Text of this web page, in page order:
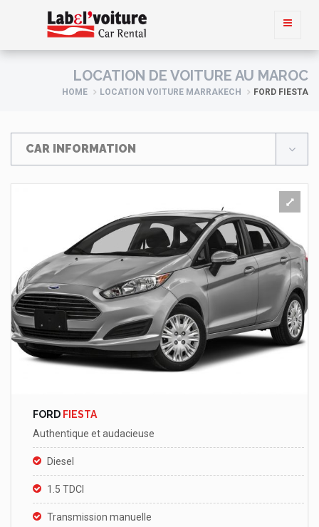
LOCATION DE VOITURE AU MAROC
HOME LOCATION VOITURE MARRAKECH FORD FIESTA
CAR INFORMATION
FORD FIESTA
Authentique et audacieuse
Diesel
1.5 TDCI
Transmission manuelle